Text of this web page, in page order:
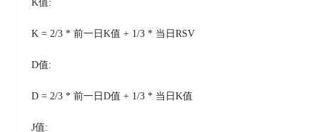
K值:
K = 2/3 * 前一日K值 + 1/3 * 当日RSV
D值:
D = 2/3 * 前一日D值 + 1/3 * 当日K值
J值: